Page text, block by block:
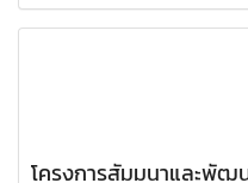
โครงการสัมมนาและพัฒ